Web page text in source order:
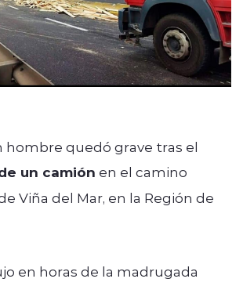
hombre quedó grave tras el
un camión en el camino
Viña del Mar, en la Región de
en horas de la madrugada